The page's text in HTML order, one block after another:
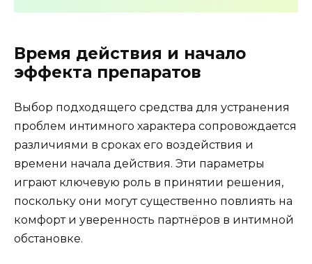
Время действия и начало
эффекта препаратов
Выбор подходящего средства для устранения
проблем интимного характера сопровождается
различиями в сроках его воздействия и
времени начала действия. Эти параметры
играют ключевую роль в принятии решения,
поскольку они могут существенно повлиять на
комфорт и уверенность партнёров в интимной
обстановке.